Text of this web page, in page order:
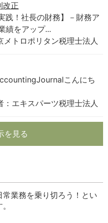
改正
！社長の財務】－財務ア
績をアップ...
メトロポリタン税理士法人
こんにち
：エキスパーツ税理士法人
を見る
業務を乗り切ろう！とい